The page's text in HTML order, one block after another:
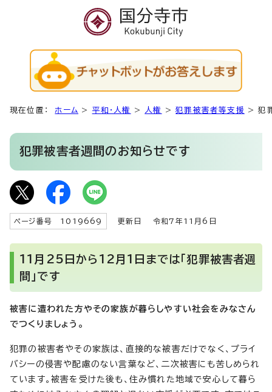
現在位置： ホーム > 平和・人権 > 人権 >犯罪被害者等支援 >犯
犯罪被害者週間のお知らせです
ページ番号 1019669 更新日 令和7年11月6日
11月25日から12月1日までは「犯罪被害者週
間」です
被害に遭われた方やその家族が暮らしやすい社会をみなさん
でつくりましょう。
犯罪の被害者やその家族は、直接的な被害だけでなく、プライ
バシーの侵害や配慮のない言葉など、二次被害にも苦しめられ
ています。被害を受けた後も、住み慣れた地域で安心して暮ら